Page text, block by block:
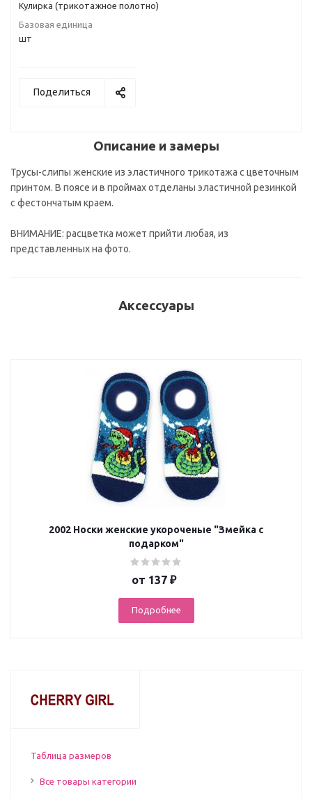
Кулирка (трикотажное полотно)
Базовая единица
шт
Поделиться
Описание и замеры
Трусы-слипы женские из эластичного трикотажа с цветочным
принтом. В поясе и в проймах отделаны эластичной резинкой
с фестончатым краем.
ВНИМАНИЕ: расцветка может прийти любая, из
представленных на фото.
Аксессуары
2002 Носки женские укороченые "Змейка с
подарком"
от 137 ₽
Подробнее
Таблица размеров
Все товары категории